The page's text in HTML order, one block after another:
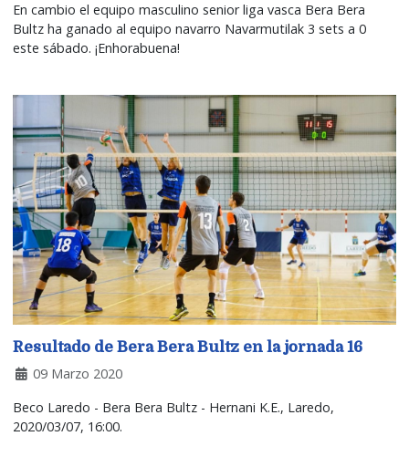
En cambio el equipo masculino senior liga vasca Bera Bera
Bultz ha ganado al equipo navarro Navarmutilak 3 sets a 0
este sábado. ¡Enhorabuena!
Resultado de Bera Bera Bultz en la jornada 16
09 Marzo 2020
Beco Laredo - Bera Bera Bultz - Hernani K.E., Laredo,
2020/03/07, 16:00.